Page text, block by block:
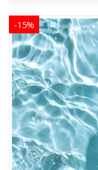
-15%